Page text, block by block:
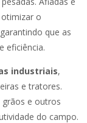
o
que as
eficiência.
industriais,
e tratores.
grãos e outros
do campo.